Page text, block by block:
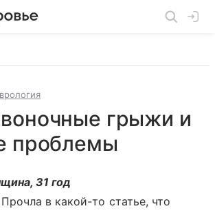
грыжи и
проблемы
31 год
в какой-то статье, что